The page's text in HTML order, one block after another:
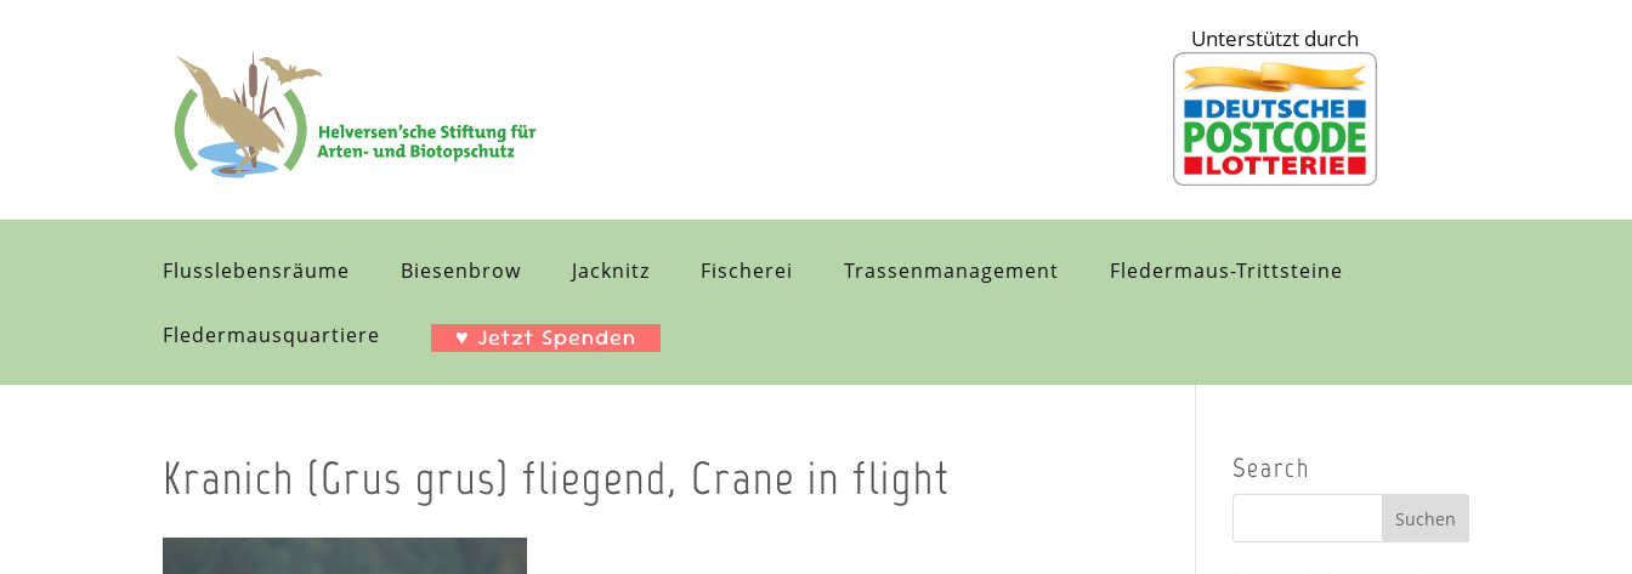
Unterstützt durch
Flusslebensräume Biesenbrow Jacknitz Fischerei Trassenmanagement Fledermaus-Trittsteine
Fledermausquartiere ♥ Jetzt Spenden
Kranich (Grus grus) fliegend, Crane in flight Search